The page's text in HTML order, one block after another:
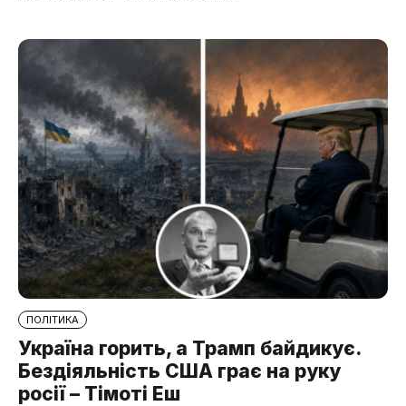
ПОЛІТИКА
Україна горить, а Трамп байдикує.
Бездіяльність США грає на руку
росії – Тімоті Еш